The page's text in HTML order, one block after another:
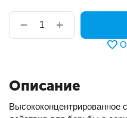
+
−
Описание
Высококонцентрированное